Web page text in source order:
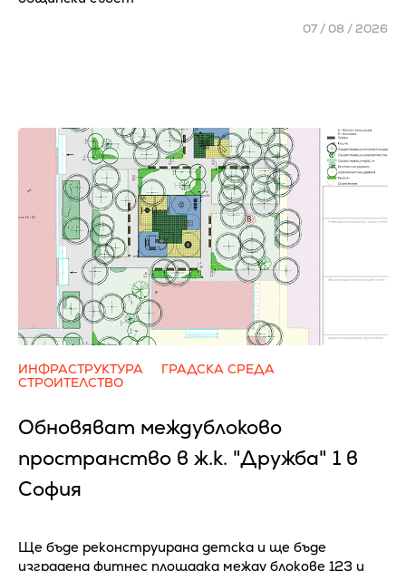
07 / 08 / 2026
ИНФРАСТРУКТУРА
ГРАДСКА СРЕДА
СТРОИТЕЛСТВО
Обновяват междублоково
пространство в ж.к. "Дружба" 1 в
София
Ще бъде реконструирана детска и ще бъде
изградена фитнес площадка между блокове 123 и